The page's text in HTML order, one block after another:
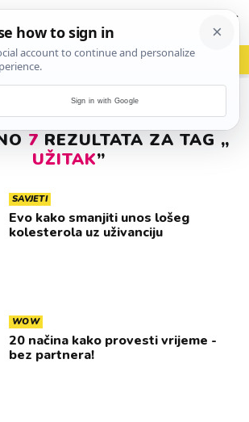
aww vrh! woot?!
7 REZULTATA ZA TAG „
UŽITAK”
SAVJETI
Evo kako smanjiti unos lošeg
kolesterola uz uživanciju
WOW
20 načina kako provesti vrijeme -
bez partnera!
Sign in with Google